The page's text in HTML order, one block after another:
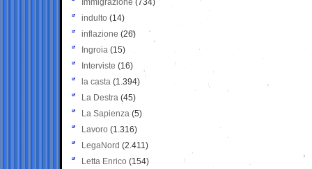
Immigrazione (734)
indulto (14)
inflazione (26)
Ingroia (15)
Interviste (16)
la casta (1.394)
La Destra (45)
La Sapienza (5)
Lavoro (1.316)
LegaNord (2.411)
Letta Enrico (154)